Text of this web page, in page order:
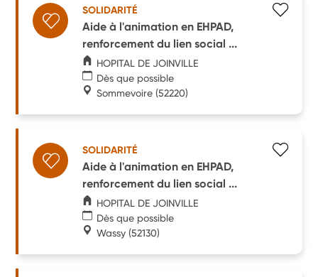
SOLIDARITÉ
Aide à l'animation en EHPAD,
renforcement du lien social ...
HOPITAL DE JOINVILLE
Dès que possible
Sommevoire (52220)
SOLIDARITÉ
Aide à l'animation en EHPAD,
renforcement du lien social ...
HOPITAL DE JOINVILLE
Dès que possible
Wassy (52130)